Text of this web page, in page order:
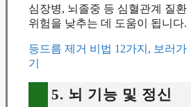
심장병, 뇌졸중 등 심혈관계 질환
위험을 낮추는 데 도움이 됩니다.
등드름 제거 비법 12가지, 보러가
기
5. 뇌 기능 및 정신